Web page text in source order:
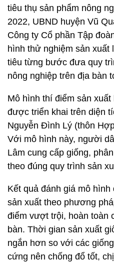
tiêu thụ sản phẩm nông
2022, UBND huyện Vũ
Công ty Cổ phần Tập
hình thử nghiệm sản
tiêu từng bước đưa quy
nông nghiệp trên địa bàn
Mô hình thí điểm sản
được triển khai trên diện
Nguyễn Đình Lý (thôn
Với mô hình này, người
Lâm cung cấp giống,
theo đúng quy trình sản
Kết quả đánh giá mô
sản xuất theo phương
điểm vượt trội, hoàn toàn
bàn. Thời gian sản xuất
ngắn hơn so với các
cứng nên chống đổ tốt,